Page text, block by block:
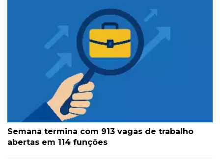
Semana termina com 913 vagas de trabalho
abertas em 114 funções